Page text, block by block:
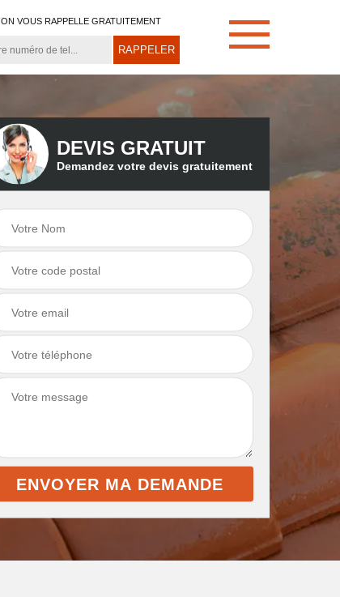
ON VOUS RAPPELLE GRATUITEMENT
Démoussage de
toiture 21
Couvreur zingueur
DEVIS GRATUIT
Demandez votre devis gratuitement